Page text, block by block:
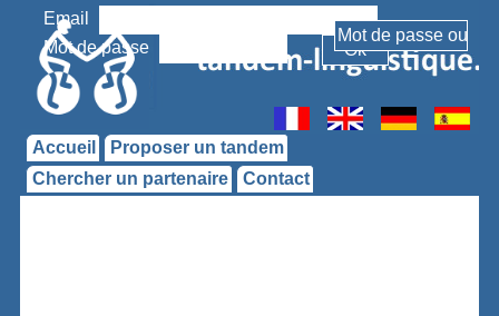
Email
Mot de passe
Accueil
Proposer un tandem
Chercher un partenaire
Contact